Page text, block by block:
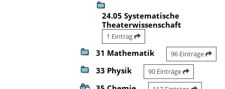
24.05 Systematische
Theaterwissenschaft
1 Eintrag
31 Mathematik 96 Einträge
33 Physik 90 Einträge